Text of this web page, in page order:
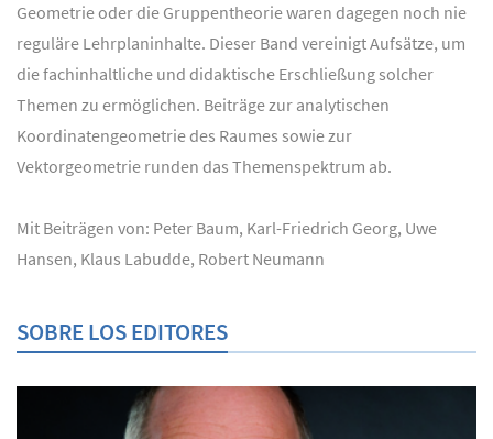
Geometrie oder die Gruppentheorie waren dagegen noch nie
reguläre Lehrplaninhalte. Dieser Band vereinigt Aufsätze, um
die fachinhaltliche und didaktische Erschließung solcher
Themen zu ermöglichen. Beiträge zur analytischen
Koordinatengeometrie des Raumes sowie zur
Vektorgeometrie runden das Themenspektrum ab.
Mit Beiträgen von: Peter Baum, Karl-Friedrich Georg, Uwe
Hansen, Klaus Labudde, Robert Neumann
SOBRE LOS EDITORES